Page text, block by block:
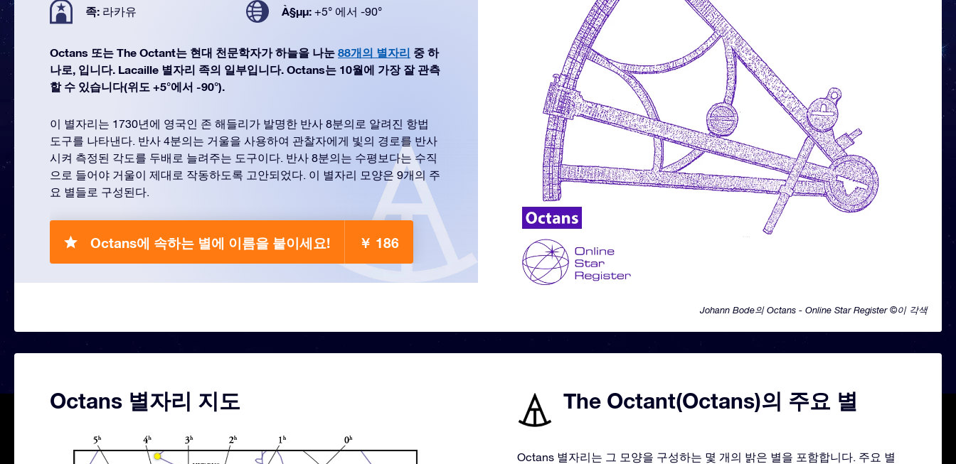
Johann Bode의 Octans - Online Star Register ©이 각색
족: 라카유 À§µµ: +5° 에서 -90°
Octans 또는 The Octant는 현대 천문학자가 하늘을 나눈 88개의 별자리 중 하
나로, 입니다. Lacaille 별자리 족의 일부입니다. Octans는 10월에 가장 잘 관측
할 수 있습니다(위도 +5°에서 -90°).
이 별자리는 1730년에 영국인 존 해들리가 발명한 반사 8분의로 알려진 항법
도구를 나타낸다. 반사 4분의는 거울을 사용하여 관찰자에게 빛의 경로를 반사
시켜 측정된 각도를 두배로 늘려주는 도구이다. 반사 8분의는 수평보다는 수직
으로 들어야 거울이 제대로 작동하도록 고안되었다. 이 별자리 모양은 9개의 주
요 별들로 구성된다.
Octans에 속하는 별에 이름을 붙이세요! ￥ 186
Octans 별자리 지도 The Octant(Octans)의 주요 별
Octans 별자리는 그 모양을 구성하는 몇 개의 밝은 별을 포함합니다. 주요 별